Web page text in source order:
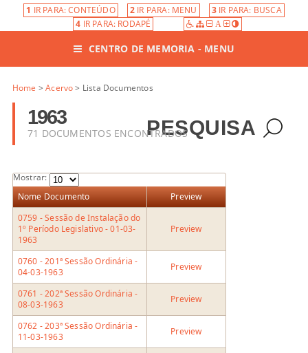
1 IR PARA: CONTEÚDO 2 IR PARA: MENU 3 IR PARA: BUSCA
4 IR PARA: RODAPÉ A
CENTRO DE MEMORIA - MENU
Home >Acervo> Lista Documentos
1963
71 DOCUMENTOS ENCONTRADOSPESQUISA
Mostrar:
Nome Documento
Preview
0759 - Sessão de Instalação do
1º Período Legislativo - 01-03-
1963
Preview
0760 - 201ª Sessão Ordinária -
04-03-1963
Preview
0761 - 202ª Sessão Ordinária -
08-03-1963
Preview
0762 - 203ª Sessão Ordinária -
11-03-1963
Preview